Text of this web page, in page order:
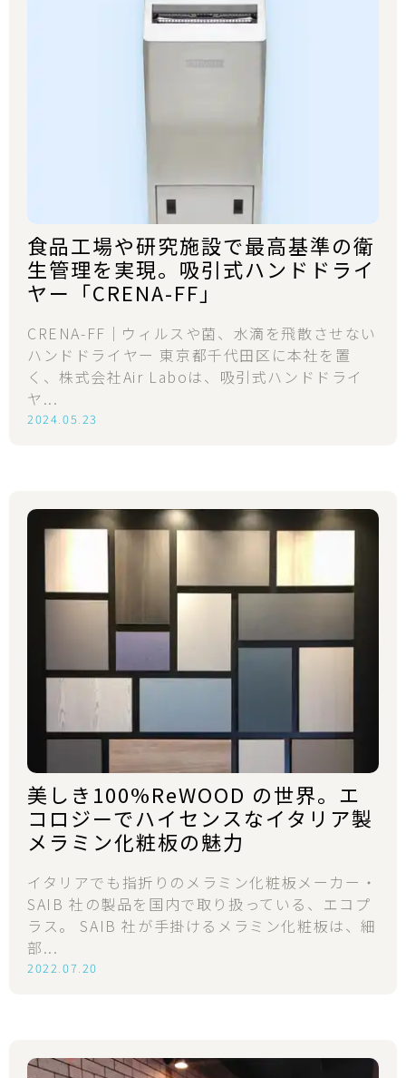
食品工場や研究施設で最高基準の衛
生管理を実現。吸引式ハンドドライ
ヤー「CRENA-FF」
CRENA-FF｜ウィルスや菌、水滴を飛散させない
ハンドドライヤー 東京都千代田区に本社を置
く、株式会社Air Laboは、吸引式ハンドドライ
ヤ...
2024.05.23
美しき100%ReWOOD の世界。エ
コロジーでハイセンスなイタリア製
メラミン化粧板の魅力
イタリアでも指折りのメラミン化粧板メーカー・
SAIB 社の製品を国内で取り扱っている、エコプ
ラス。 SAIB 社が手掛けるメラミン化粧板は、細
部...
2022.07.20